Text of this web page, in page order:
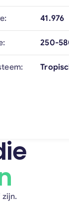
41.976
250-